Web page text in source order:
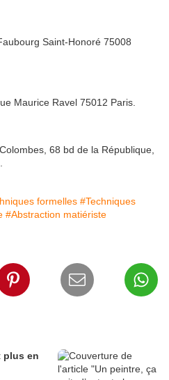
Saint-Honoré 75008
Maurice Ravel 75012 Paris.
68 bd de la République,
formelles #Techniques
#Abstraction matiériste
plus en